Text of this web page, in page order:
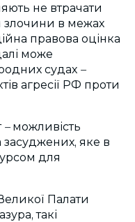
не втрачати
злочини в межах
правова оцінка
може
судах –
агресії РФ проти
–можливість
засуджених, яке в
для
Палати
такі